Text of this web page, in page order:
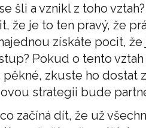
šli a vznikl z toho
že je to ten pravý, že
získáte pocit,
Pokud o tento
zkuste ho dostat
strategii bude
začíná dít, že už